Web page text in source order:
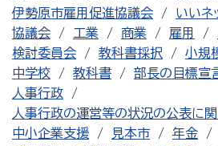
伊勢原市雇用促進協議会
いいネ
協議会
工業 商業 雇用
検討委員会
教科書採択
小規
中学校
教科書 部長の目標宣
人事行政
人事行政の運営等の状況の公表に関
中小企業支援
見本市 年金